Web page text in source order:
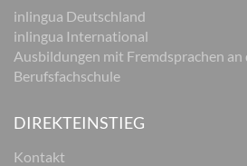
inlingua Deutschland
inlingua International
Ausbildungen mit Fremdsprachen an
Berufsfachschule
DIREKTEINSTIEG
Kontakt